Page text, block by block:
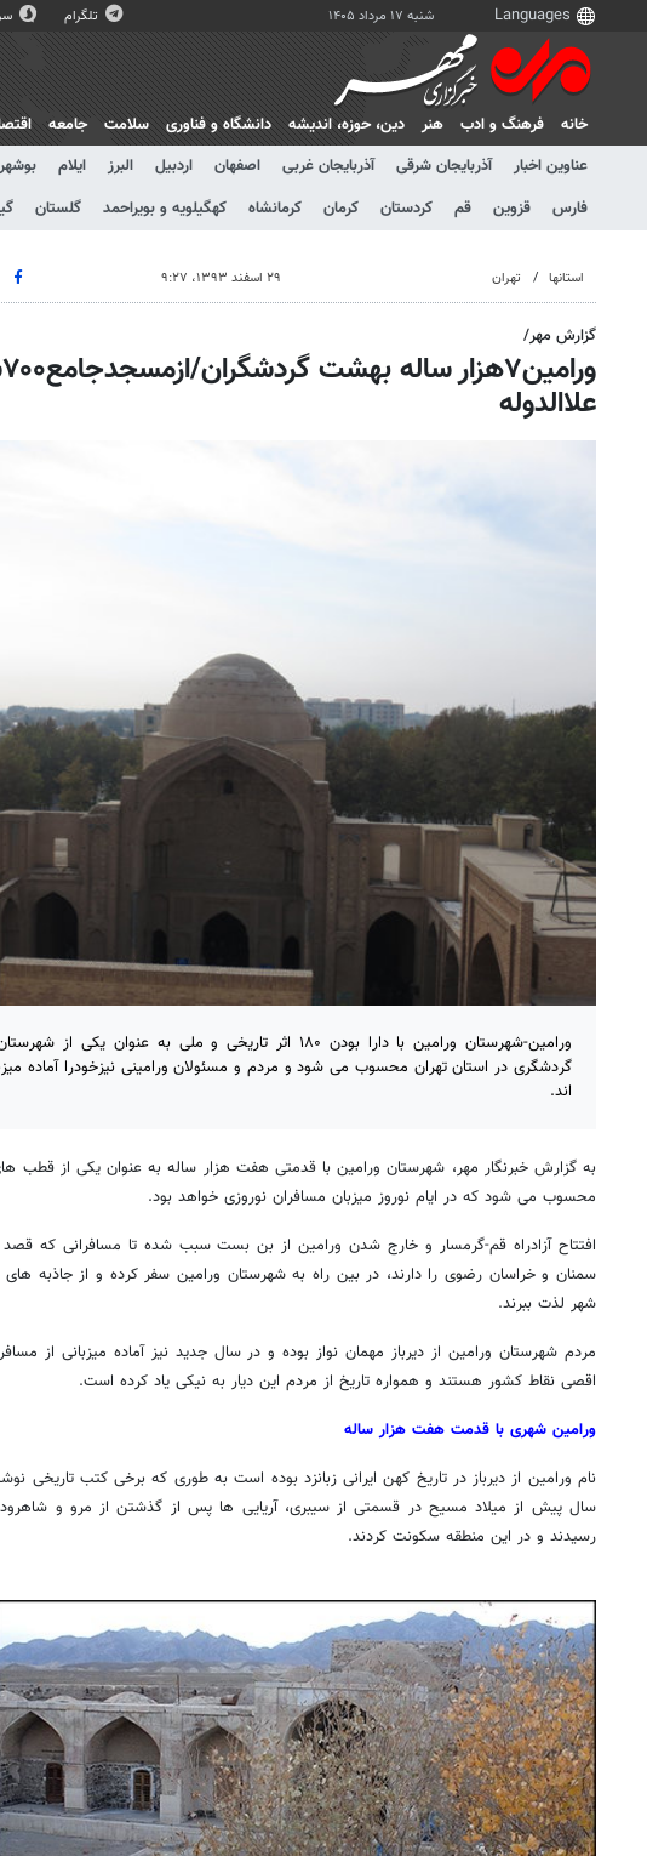
شنبه ۱۷ مرداد ۱۴۰۵ تلگرام
خانه فرهنگ و ادب هنر دين، حوزه، انديشه دانشگاه و فناوری سلامت جامعه
عناوین اخبار
آذربایجان شرقی آذربایجان غربی اصفهان اردبیل البرز ایلام بوشهر
فارس
قزوین قم کردستان کرمان کرمانشاه کهگیلویه و بویراحمد گلستان
استانها تهران ۲۹ اسفند ۱۳۹۳، ۹:۲۷
گزارش مهر/
علاالدوله
ورامین-شهرستان ورامین با دارا بودن ۱۸۰ اثر تاریخی و ملی به
گردشگری در استان تهران محسوب می شود و مردم و مسئولان ورامینی نیزخودرا آماده
اند.
به گزارش خبرنگار مهر، شهرستان ورامین با قدمتی هفت هزار ساله به عنوان یکی از قطب
محسوب می شود که در ایام نوروز میزبان مسافران نوروزی خواهد بود.
افتتاح آزادراه قم-گرمسار و خارج شدن ورامین از بن بست سبب شده تا مسافرانی که
سمنان و خراسان رضوی را دارند، در بین راه به شهرستان ورامین سفر کرده و از جاذبه
شهر لذت ببرند.
مردم شهرستان ورامین از دیرباز مهمان نواز بوده و در سال جدید نیز آماده میزبانی از
اقصی نقاط کشور هستند و همواره تاریخ از مردم این دیار به نیکی یاد کرده است.
ورامین شهری با قدمت هفت هزار ساله
نام ورامین از دیرباز در تاریخ کهن ایرانی زبانزد بوده است به طوری که برخی کتب تاریخی
سال پیش از میلاد مسیح در قسمتی از سیبری، آریایی ها پس از گذشتن از مرو و
رسیدند و در این منطقه سکونت کردند.